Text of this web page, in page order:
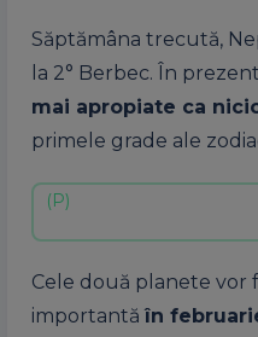
Săptămâna trecută,
la 2° Berbec. În
mai apropiate ca
primele grade ale
Cele două planete vor
importantă în